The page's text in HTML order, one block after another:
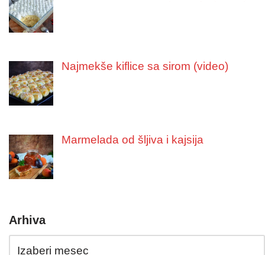
Najmekše kiflice sa sirom (video)
Marmelada od šljiva i kajsija
Arhiva